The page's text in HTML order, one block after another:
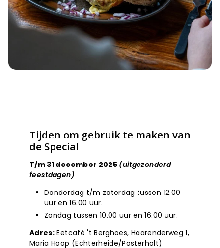
Tijden om gebruik te maken van
de Special
T/m 31 december 2025 (uitgezonderd
feestdagen)
Donderdag t/m zaterdag tussen 12.00
uur en 16.00 uur.
Zondag tussen 10.00 uur en 16.00 uur.
Adres: Eetcafé 't Berghoes, Haarenderweg 1,
Maria Hoop (Echterheide/Posterholt)